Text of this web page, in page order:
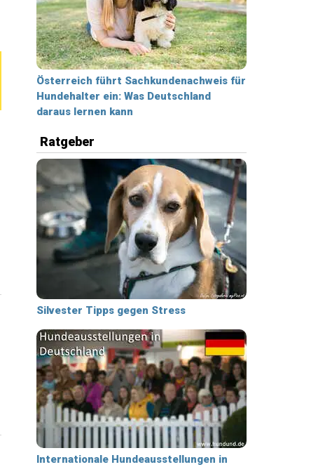
Österreich führt Sachkundenachweis für
Hundehalter ein: Was Deutschland
daraus lernen kann
Ratgeber
Silvester Tipps gegen Stress
Internationale Hundeausstellungen in